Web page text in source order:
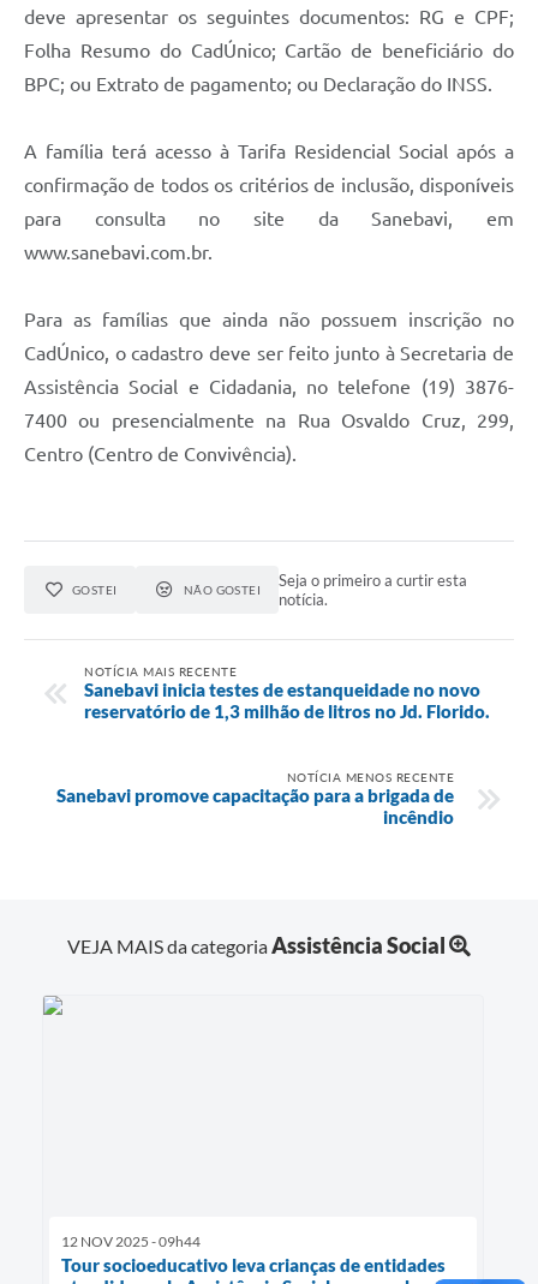
deve apresentar os seguintes documentos: RG e CPF;
Folha Resumo do CadÚnico; Cartão de beneficiário do
BPC; ou Extrato de pagamento; ou Declaração do INSS.
A família terá acesso à Tarifa Residencial Social após a
confirmação de todos os critérios de inclusão, disponíveis
para consulta no site da Sanebavi, em
www.sanebavi.com.br.
Para as famílias que ainda não possuem inscrição no
CadÚnico, o cadastro deve ser feito junto à Secretaria de
Assistência Social e Cidadania, no telefone (19) 3876-
7400 ou presencialmente na Rua Osvaldo Cruz, 299,
Centro (Centro de Convivência).
GOSTEI NÃO GOSTEI
Seja o primeiro a curtir esta
notícia.
NOTÍCIA MAIS RECENTE
Sanebavi inicia testes de estanqueidade no novo
reservatório de 1,3 milhão de litros no Jd. Florido.
NOTÍCIA MENOS RECENTE
Sanebavi promove capacitação para a brigada de
incêndio
VEJA MAIS da categoriaAssistência Social
12 NOV 2025 - 09h44
Tour socioeducativo leva crianças de entidades